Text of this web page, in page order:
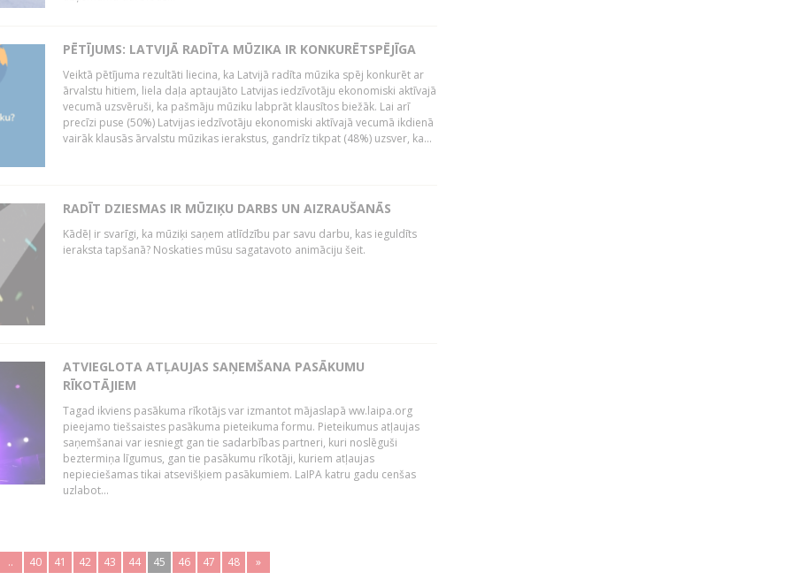
PĒTĪJUMS: LATVIJĀ RADĪTA MŪZIKA IR KONKURĒTSPĒJĪGA
Veiktā pētījuma rezultāti liecina, ka Latvijā radīta mūzika spēj konkurēt ar
ārvalstu hitiem, liela daļa aptaujāto Latvijas iedzīvotāju ekonomiski aktīvajā
vecumā uzsvēruši, ka pašmāju mūziku labprāt klausītos biežāk. Lai arī
precīzi puse (50%) Latvijas iedzīvotāju ekonomiski aktīvajā vecumā ikdienā
vairāk klausās ārvalstu mūzikas ierakstus, gandrīz tikpat (48%) uzsver, ka...
RADĪT DZIESMAS IR MŪZIĶU DARBS UN AIZRAUŠANĀS
Kādēļ ir svarīgi, ka mūziķi saņem atlīdzību par savu darbu, kas ieguldīts
ieraksta tapšanā? Noskaties mūsu sagatavoto animāciju šeit.
ATVIEGLOTA ATĻAUJAS SAŅEMŠANA PASĀKUMU
RĪKOTĀJIEM
Tagad ikviens pasākuma rīkotājs var izmantot mājaslapā ww.laipa.org
pieejamo tiešsaistes pasākuma pieteikuma formu. Pieteikumus atļaujas
saņemšanai var iesniegt gan tie sadarbības partneri, kuri noslēguši
beztermiņa līgumus, gan tie pasākumu rīkotāji, kuriem atļaujas
nepieciešamas tikai atsevišķiem pasākumiem. LaIPA katru gadu cenšas
uzlabot...
.. 40 41 42 43 44 45 46 47 48 »